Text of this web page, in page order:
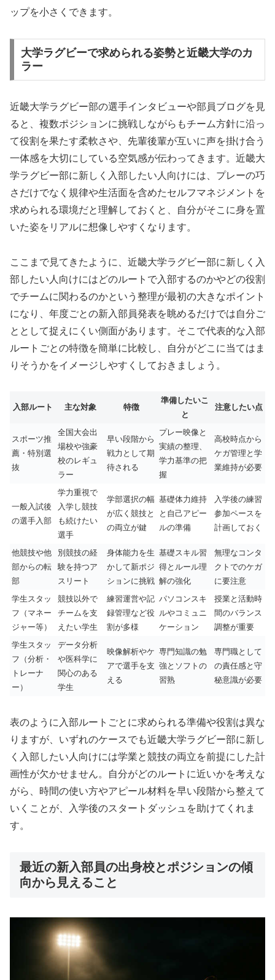
ップを小さくできます。
大学ラグビーで求められる姿勢と近畿大学のカ
ラー
近畿大学ラグビー部の選手インタビューや部員ブログを見
ると、複数ポジションに挑戦しながらもチーム方針に沿っ
て役割を果たす柔軟さや、先輩後輩が互いに声を掛け合う
一体感を大切にしている空気感が伝わってきます。近畿大
学ラグビー部に新しく入部したい人向けには、プレーの巧
さだけでなく規律や生活面を含めたセルフマネジメントを
求められる環境だと理解しておくと、自分がそこに身を置
いた姿をリアルに想像しやすくなります。
ここまで見てきたように、近畿大学ラグビー部に新しく入
部したい人向けにはどのルートで入部するのかやどの役割
でチームに関わるのかという整理が最初の大きなポイント
になり、年度ごとの新入部員発表を眺めるだけでは自分ご
ととして捉えにくい側面があります。そこで代表的な入部
ルートごとの特徴を簡単に比較し、自分がどこに当てはま
りそうかをイメージしやすくしておきましょう。
入部ルート 主な対象 特徴
準備したいこ
と
注意したい点
スポーツ推
薦・特別選
抜
全国大会出
場校や強豪
校のレギュ
ラー
早い段階から
戦力として期
待される
プレー映像と
実績の整理、
学力基準の把
握
高校時点から
ケガ管理と学
業維持が必要
一般入試後
の選手入部
学力重視で
入学し競技
も続けたい
選手
学部選択の幅
が広く競技と
の両立が鍵
基礎体力維持
と自己アピー
ルの準備
入学後の練習
参加ペースを
計画しておく
他競技や他
部からの転
部
別競技の経
験を持つア
スリート
身体能力を生
かして新ポジ
ションに挑戦
基礎スキル習
得とルール理
解の強化
無理なコンタ
クトでのケガ
に要注意
学生スタッ
フ（マネー
ジャー等）
競技以外で
チームを支
えたい学生
練習運営や記
録管理など役
割が多様
パソコンスキ
ルやコミュニ
ケーション
授業と活動時
間のバランス
調整が重要
学生スタッ
フ（分析・
トレーナ
ー）
データ分析
や医科学に
関心のある
学生
映像解析やケ
アで選手を支
える
専門知識の勉
強とソフトの
習熟
専門職として
の責任感と守
秘意識が必要
表のように入部ルートごとに求められる準備や役割は異な
りますが、いずれのケースでも近畿大学ラグビー部に新し
く入部したい人向けには学業と競技の両立を前提にした計
画性が欠かせません。自分がどのルートに近いかを考えな
がら、時間の使い方やアピール材料を早い段階から整えて
いくことが、入学後のスタートダッシュを助けてくれま
す。
最近の新入部員の出身校とポジションの傾
向から見えること